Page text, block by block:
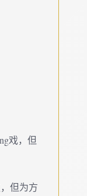
戏，但
但为方